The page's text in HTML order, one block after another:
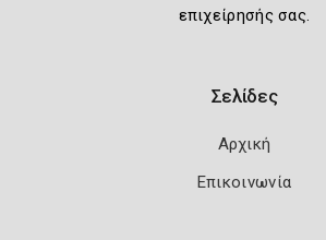
επιχείρησής σας.
Σελίδες
Αρχική
Επικοινωνία